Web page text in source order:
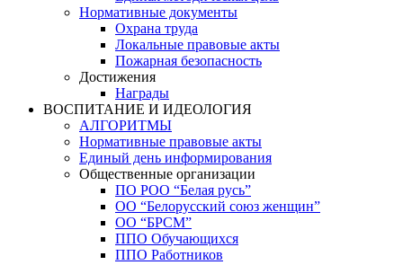
Нормативные документы
Охрана труда
Локальные правовые акты
Пожарная безопасность
Достижения
Награды
ВОСПИТАНИЕ И ИДЕОЛОГИЯ
АЛГОРИТМЫ
Нормативные правовые акты
Единый день информирования
Общественные организации
ПО РОО “Белая русь”
ОО “Белорусский союз женщин”
ОО “БРСМ”
ППО Обучающихся
ППО Работников